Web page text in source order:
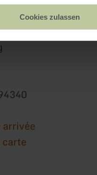
Cookies zulassen
Bitburg